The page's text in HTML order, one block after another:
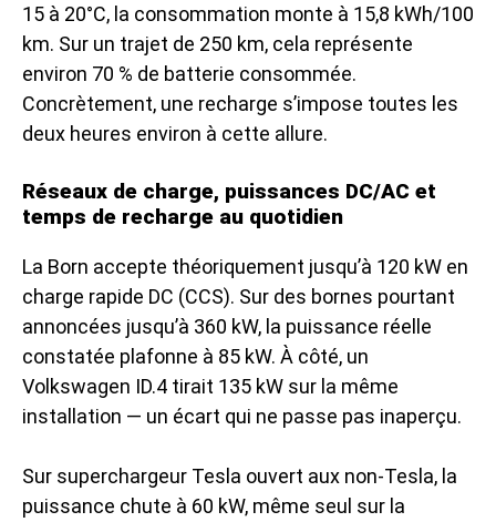
15 à 20°C, la consommation monte à 15,8 kWh/100
km. Sur un trajet de 250 km, cela représente
environ 70 % de batterie consommée.
Concrètement, une recharge s’impose toutes les
deux heures environ à cette allure.
Réseaux de charge, puissances DC/AC et
temps de recharge au quotidien
La Born accepte théoriquement jusqu’à 120 kW en
charge rapide DC (CCS). Sur des bornes pourtant
annoncées jusqu’à 360 kW, la puissance réelle
constatée plafonne à 85 kW. À côté, un
Volkswagen ID.4 tirait 135 kW sur la même
installation — un écart qui ne passe pas inaperçu.
Sur superchargeur Tesla ouvert aux non-Tesla, la
puissance chute à 60 kW, même seul sur la